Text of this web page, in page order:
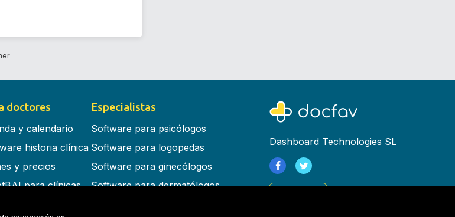
doctores
y calendario
historia clínica
y precios
para clínicas
Especialistas
Software para psicólogos
Software para logopedas
Software para ginecólogos
Software para dermatólogos
Dashboard Technologies SL